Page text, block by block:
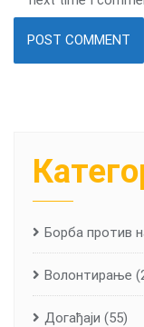
Борба против
Волонтирање
Догађаји (55)